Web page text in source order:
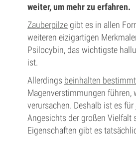
weiter, um mehr zu erfahren.
Zauberpilze gibt es in allen
weiteren eizigartigen
Psilocybin, das wichtigste
ist.
Allerdings beinhalten
Magenverstimmungen führen,
verursachen. Deshalb ist es für
Angesichts der großen Vielfalt
Eigenschaften gibt es